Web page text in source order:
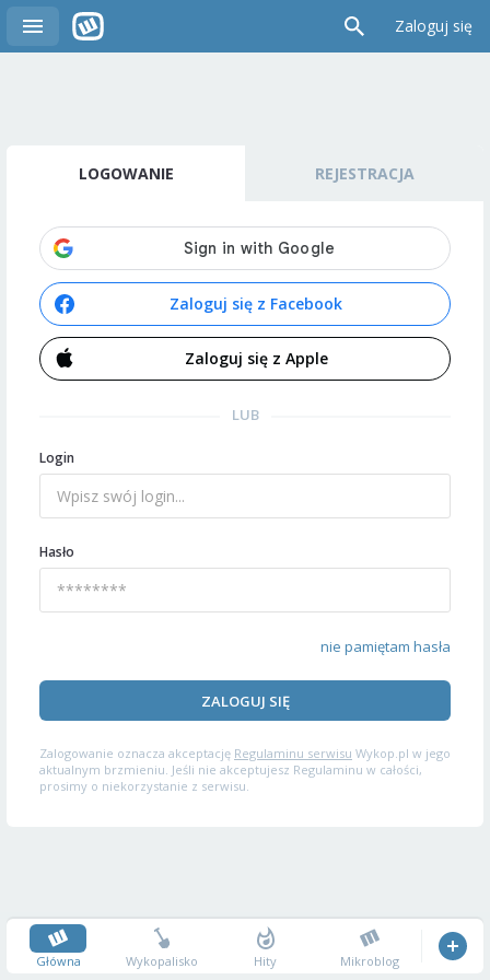
Zaloguj się
LOGOWANIE REJESTRACJA
Zaloguj się z Facebook
Zaloguj się z Apple
LUB
Login
Hasło
nie pamiętam hasła
ZALOGUJ SIĘ
Zalogowanie oznacza akceptację Regulaminu serwisu Wykop.pl w jego
aktualnym brzmieniu. Jeśli nie akceptujesz Regulaminu w całości,
prosimy o niekorzystanie z serwisu.
Główna Wykopalisko Hity Mikroblog